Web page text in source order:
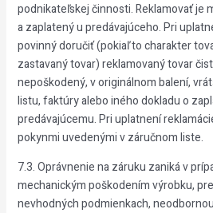
podnikateľskej činnosti. Reklamovať je
a zaplatený u predávajúceho. Pri
povinný doručiť (pokiaľ to charakter
zastavaný tovar) reklamovaný tovar
nepoškodený, v originálnom balení,
listu, faktúry alebo iného dokladu o
predávajúcemu. Pri uplatnení
pokynmi uvedenými v záručnom liste.
7.3. Oprávnenie na záruku zaniká v
mechanickým poškodením výrobku,
nevhodných podmienkach,